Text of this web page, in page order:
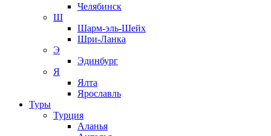
Челябинск
Ш
Шарм-эль-Шейх
Шри-Ланка
Э
Эдинбург
Я
Ялта
Ярославль
Туры
Турция
Аланья